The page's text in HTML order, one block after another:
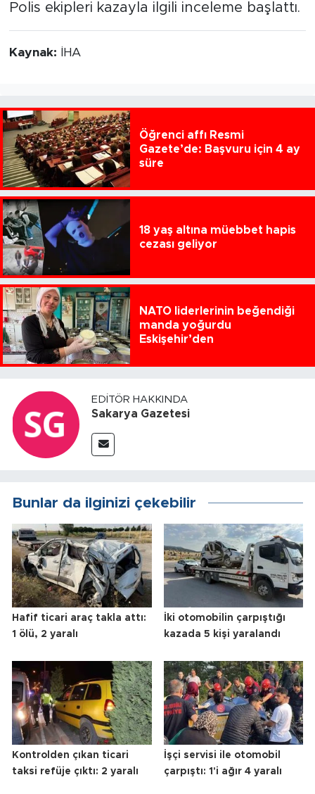
Polis ekipleri kazayla ilgili inceleme başlattı.
Kaynak: İHA
Öğrenci affı Resmi
Gazete’de: Başvuru için 4 ay
süre
18 yaş altına müebbet hapis
cezası geliyor
NATO liderlerinin beğendiği
manda yoğurdu
Eskişehir’den
EDITÖR HAKKINDA
Sakarya Gazetesi
Bunlar da ilginizi çekebilir
Hafif ticari araç takla attı:
1 ölü, 2 yaralı
İki otomobilin çarpıştığı
kazada 5 kişi yaralandı
Kontrolden çıkan ticari
taksi refüje çıktı: 2 yaralı
İşçi servisi ile otomobil
çarpıştı: 1'i ağır 4 yaralı